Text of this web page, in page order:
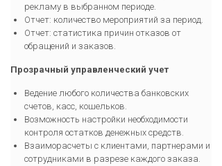
рекламу в выбранном периоде.
Отчет: количество мероприятий за период.
Отчет: статистика причин отказов от
обращений и заказов.
Прозрачный управленческий учет
Ведение любого количества банковских
счетов, касс, кошельков.
Возможность настройки необходимости
контроля остатков денежных средств.
Взаиморасчеты с клиентами, партнерами и
сотрудниками в разрезе каждого заказа.